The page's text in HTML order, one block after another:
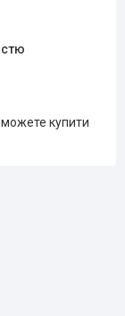
можете купити